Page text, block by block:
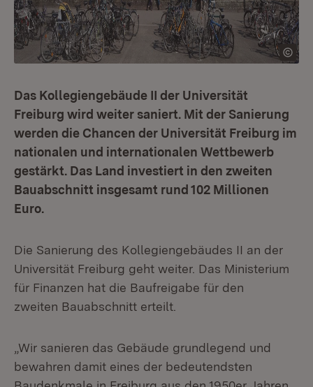
Das Kollegiengebäude II der Universität
Freiburg wird weiter saniert. Mit der Sanierung
werden die Chancen der Universität Freiburg im
nationalen und internationalen Wettbewerb
gestärkt. Das Land investiert in den zweiten
Bauabschnitt insgesamt rund 102 Millionen
Euro.
Die Sanierung des Kollegiengebäudes II an der
Universität Freiburg geht weiter. Das Ministerium
für Finanzen hat die Baufreigabe für den
zweiten Bauabschnitt erteilt.
„Wir sanieren das Gebäude grundlegend und
bewahren damit eines der bedeutendsten